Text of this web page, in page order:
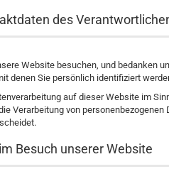
des
Website besuchen, und bedanken
denen Sie persönlich identifiziert
auf dieser Website im
Verarbeitung von
Besuch unserer Website